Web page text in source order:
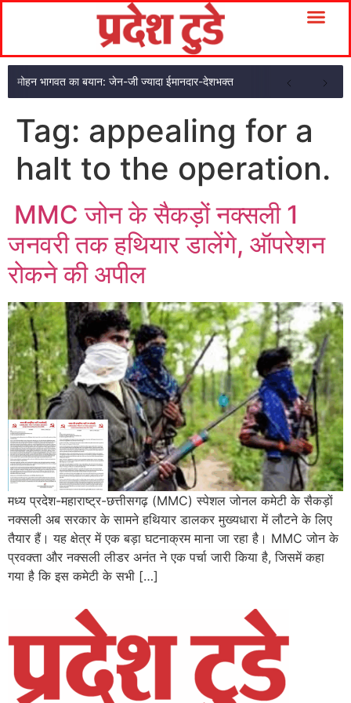
मोहन भागवत का बयान: जेन-जी ज्यादा ईमानदार-देशभक्त
Tag: appealing for a
halt to the operation.
MMC जोन के सैकड़ों नक्सली 1
जनवरी तक हथियार डालेंगे, ऑपरेशन
रोकने की अपील
मध्य प्रदेश-महाराष्ट्र-छत्तीसगढ़ (MMC) स्पेशल जोनल कमेटी के सैकड़ों
नक्सली अब सरकार के सामने हथियार डालकर मुख्यधारा में लौटने के लिए
तैयार हैं। यह क्षेत्र में एक बड़ा घटनाक्रम माना जा रहा है। MMC जोन के
प्रवक्ता और नक्सली लीडर अनंत ने एक पर्चा जारी किया है, जिसमें कहा
गया है कि इस कमेटी के सभी […]